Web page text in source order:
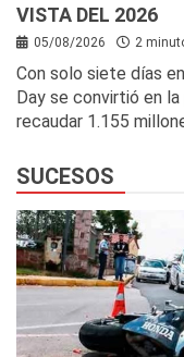
VISTA DEL 2026
05/08/2026 2
Con solo siete días
Day se convirtió en
recaudar 1.155
SUCESOS